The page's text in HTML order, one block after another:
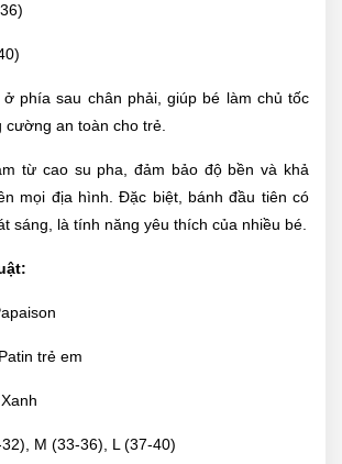
ở phía sau chân phải, giúp bé làm chủ tốc
an toàn cho trẻ.
từ cao su pha, đảm bảo độ bền và khả
mọi địa hình. Đặc biệt, bánh đầu tiên có
sáng, là tính năng yêu thích của nhiều bé.
trẻ em
M (33-36), L (37-40)